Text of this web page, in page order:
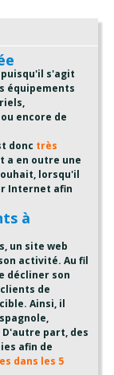
s'agit
équipements
encore de
donc très
a en outre une
lorsqu'il
Internet afin
à
un site web
activité. Au fil
décliner son
de
Ainsi, il
part, des
afin de
dans les 5